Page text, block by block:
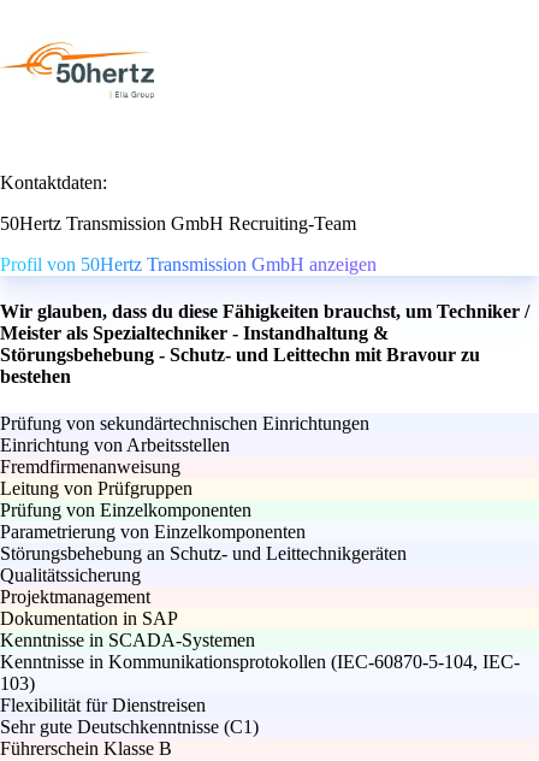
Kontaktdaten:
50Hertz Transmission GmbH Recruiting-Team
Profil von 50Hertz Transmission GmbH anzeigen
Wir glauben, dass du diese Fähigkeiten brauchst, um Techniker /
Meister als Spezialtechniker - Instandhaltung &
Störungsbehebung - Schutz- und Leittechn mit Bravour zu
bestehen
Prüfung von sekundärtechnischen Einrichtungen
Einrichtung von Arbeitsstellen
Fremdfirmenanweisung
Leitung von Prüfgruppen
Prüfung von Einzelkomponenten
Parametrierung von Einzelkomponenten
Störungsbehebung an Schutz- und Leittechnikgeräten
Qualitätssicherung
Projektmanagement
Dokumentation in SAP
Kenntnisse in SCADA-Systemen
Kenntnisse in Kommunikationsprotokollen (IEC-60870-5-104, IEC-
103)
Flexibilität für Dienstreisen
Sehr gute Deutschkenntnisse (C1)
Führerschein Klasse B